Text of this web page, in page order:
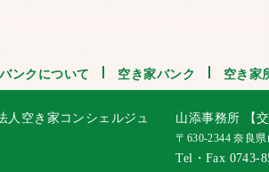
ンクについて 空き家バンク 空き家
人空き家コンシェルジュ 山添事務所 【
〒630-2344 奈良
Tel・Fax 0743-